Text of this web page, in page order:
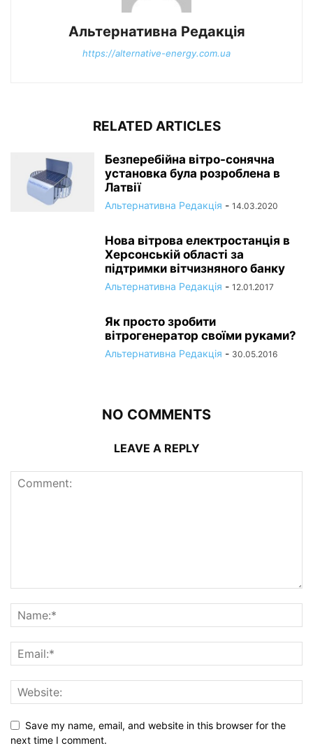
Альтернативна Редакція
https://alternative-energy.com.ua
RELATED ARTICLES
Безперебійна вітро-сонячна
установка була розроблена в
Латвії
Альтернативна Редакція - 14.03.2020
Нова вітрова електростанція в
Херсонській області за
підтримки вітчизняного банку
Альтернативна Редакція - 12.01.2017
Як просто зробити
вітрогенератор своїми руками?
Альтернативна Редакція - 30.05.2016
NO COMMENTS
LEAVE A REPLY
Save my name, email, and website in this browser for the
next time I comment.